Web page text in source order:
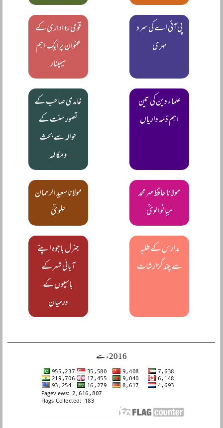
پی آئی اے کی سرد
مہری
قومی رواداری کے
عنوان پر ایک اہم
سیمینار
علماء دین کی تین
اہم ذمہ داریاں
غامدی صاحب کے
تصور سنت کے
حوالہ سے بحث
ومکالمہ
مولانا حافظ مہر محمد
میانوالویؒ
مولانا سعید الرحمان
علویؒ
مدارس کے طلبہ
سے چند گزارشات
جنرل باجوہ اپنے
آبائی شہر کے
باسیوں کے
درمیان
2016ء سے